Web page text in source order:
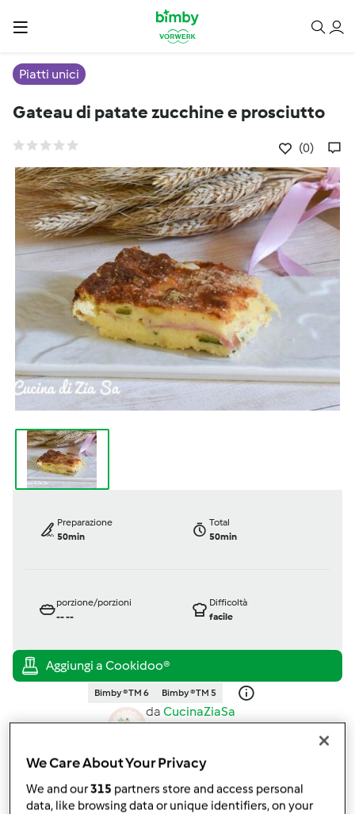
Piatti unici
Gateau di patate zucchine e prosciutto
(0)
Preparazione
50min
Total
50min
porzione/porzioni
----
Difficoltà
facile
Bimby ® TM 6 Bimby ® TM 5
da CucinaZiaSa
published: 15-02-2024
Aggiungi alle mie raccolte
condividi la ricetta
We Care About Your Privacy
We and our315 partners store and access personal
data, like browsing data or unique identifiers, on your